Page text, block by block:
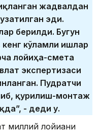
жадвалдан
эди.
берилди. Бугун
кўламли ишлар
лойиҳа-смета
экспертизаси
Пудратчи
қурилиш-монтаж
- деди у.
миллий лойиҳани